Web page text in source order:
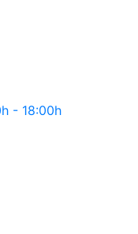
- 18:00h